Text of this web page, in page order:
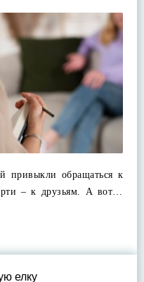
привыкли обращаться к
– к друзьям. А вот…
елку